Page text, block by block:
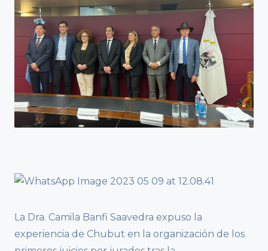
La Dra. Camila Banfi Saavedra expuso la
experiencia de Chubut en la organización de los